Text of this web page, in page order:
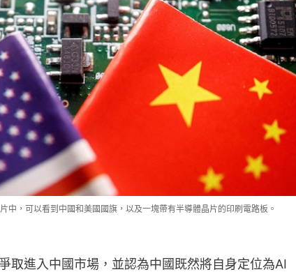
中，可以看到中國和美國國旗，以及一塊帶有半導體晶片的印刷電路板。
取進入中國市場，並認為中國既然將自身定位為AI